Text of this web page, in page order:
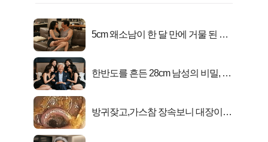
5cm 왜소남이 한 달 만에 거물 된 사
한반도를 흔든 28cm 남성의 비밀, 매
방귀잦고,가스참 장속보니 대장이아